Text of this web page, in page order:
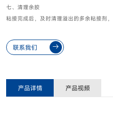
七、清理余胶
粘接完成后，及时清理溢出的多余粘接剂，
联系我们
产品详情 产品视频